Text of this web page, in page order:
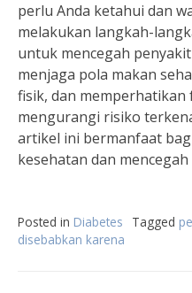
perlu Anda ketahui dan
melakukan langkah-
untuk mencegah
menjaga pola makan
fisik, dan
mengurangi risiko
artikel ini bermanfaat
kesehatan dan
Posted in Diabetes Tagged
disebabkan karena